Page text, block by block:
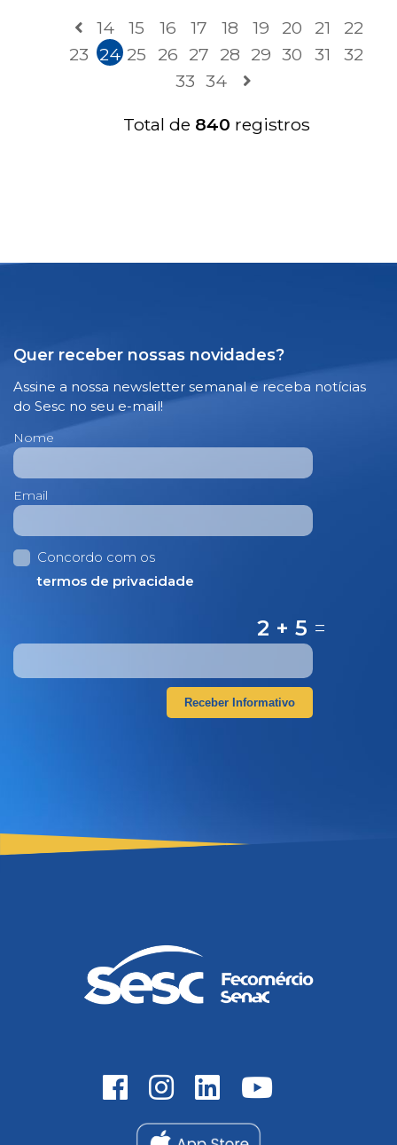
14 15 16 17 18 19 20 21
22
23 24 25 26 27 28 29 30 31
32
33 34
Total de 840 registros
Quer receber nossas novidades?
Assine a nossa newsletter semanal e receba notícias
do Sesc no seu e-mail!
Nome
Email
Concordo com os
termos de privacidade
2 + 5 =
Receber Informativo